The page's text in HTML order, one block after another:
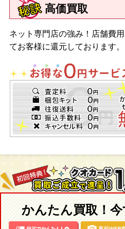
高価買取
ネット専門店の強み！店舗費
てお客様に還元しております。
かんたん買取！今